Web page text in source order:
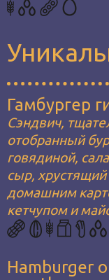
Гамбургер
Сэндвич,
отобранный
говядиной,
сыр, хрустящий
домашним
кетчупом и
Hamburger